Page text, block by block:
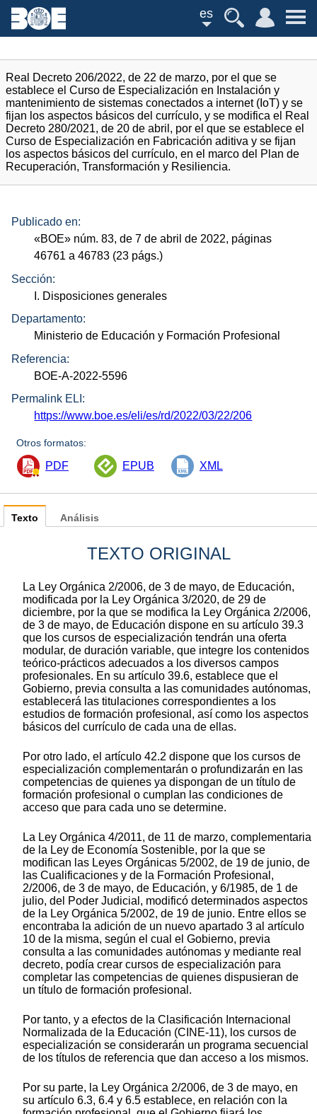
es
Real Decreto 206/2022, de 22 de marzo, por el que se
establece el Curso de Especialización en Instalación y
mantenimiento de sistemas conectados a internet (IoT) y se
fijan los aspectos básicos del currículo, y se modifica el Real
Decreto 280/2021, de 20 de abril, por el que se establece el
Curso de Especialización en Fabricación aditiva y se fijan
los aspectos básicos del currículo, en el marco del Plan de
Recuperación, Transformación y Resiliencia.
Publicado en:
«BOE» núm. 83, de 7 de abril de 2022, páginas
46761 a 46783 (23 págs.)
Sección:
I. Disposiciones generales
Departamento:
Ministerio de Educación y Formación Profesional
Referencia:
BOE-A-2022-5596
Permalink ELI:
https://www.boe.es/eli/es/rd/2022/03/22/206
Otros formatos:
PDF EPUB XML
Texto
TEXTO ORIGINAL
La Ley Orgánica 2/2006, de 3 de mayo, de Educación,
modificada por la Ley Orgánica 3/2020, de 29 de
diciembre, por la que se modifica la Ley Orgánica 2/2006,
de 3 de mayo, de Educación dispone en su artículo 39.3
que los cursos de especialización tendrán una oferta
modular, de duración variable, que integre los contenidos
teórico-prácticos adecuados a los diversos campos
profesionales. En su artículo 39.6, establece que el
Gobierno, previa consulta a las comunidades autónomas,
establecerá las titulaciones correspondientes a los
estudios de formación profesional, así como los aspectos
básicos del currículo de cada una de ellas.
Por otro lado, el artículo 42.2 dispone que los cursos de
especialización complementarán o profundizarán en las
competencias de quienes ya dispongan de un título de
formación profesional o cumplan las condiciones de
acceso que para cada uno se determine.
La Ley Orgánica 4/2011, de 11 de marzo, complementaria
de la Ley de Economía Sostenible, por la que se
modifican las Leyes Orgánicas 5/2002, de 19 de junio, de
las Cualificaciones y de la Formación Profesional,
2/2006, de 3 de mayo, de Educación, y 6/1985, de 1 de
julio, del Poder Judicial, modificó determinados aspectos
de la Ley Orgánica 5/2002, de 19 de junio. Entre ellos se
encontraba la adición de un nuevo apartado 3 al artículo
10 de la misma, según el cual el Gobierno, previa
consulta a las comunidades autónomas y mediante real
decreto, podía crear cursos de especialización para
completar las competencias de quienes dispusieran de
un título de formación profesional.
Por tanto, y a efectos de la Clasificación Internacional
Normalizada de la Educación (CINE-11), los cursos de
especialización se considerarán un programa secuencial
de los títulos de referencia que dan acceso a los mismos.
Por su parte, la Ley Orgánica 2/2006, de 3 de mayo, en
su artículo 6.3, 6.4 y 6.5 establece, en relación con la
Análisis